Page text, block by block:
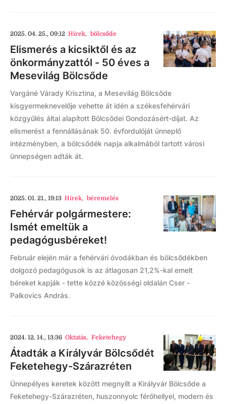
2025. 04. 25., 09:12 Hírek, bölcsőde
Elismerés a kicsiktől és az
önkormányzattól - 50 éves a
Mesevilág Bölcsőde
Vargáné Várady Krisztina, a Mesevilág Bölcsőde
kisgyermeknevelője vehette át idén a székesfehérvári
közgyűlés által alapított Bölcsődei Gondozásért-díjat. Az
elismerést a fennállásának 50. évfordulóját ünneplő
intézményben, a bölcsődék napja alkalmából tartott városi
ünnepségen adták át.
2025. 01. 21., 19:13 Hírek, béremelés
Fehérvár polgármestere:
Ismét emeltük a
pedagógusbéreket!
Február elején már a fehérvári óvodákban és bölcsődékben
dolgozó pedagógusok is az átlagosan 21,2%-kal emelt
béreket kapják - tette közzé közösségi oldalán Cser -
Palkovics András.
2024. 12. 14., 13:36 Oktatás, Feketehegy
Átadták a Királyvár Bölcsődét
Feketehegy-Szárazréten
Ünnepélyes keretek között megnyílt a Királyvár Bölcsőde a
Feketehegy-Szárazréten, huszonnyolc férőhellyel, modern és